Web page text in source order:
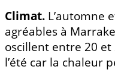
Climat. L’automne
agréables à
oscillent entre 20 et
l’été car la chaleur